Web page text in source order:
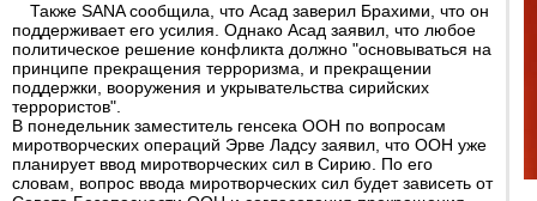
Также SANA сообщила, что Асад заверил Брахими, что он
поддерживает его усилия. Однако Асад заявил, что любое
политическое решение конфликта должно "основываться на
принципе прекращения терроризма, и прекращении
поддержки, вооружения и укрывательства сирийских
террористов".
В понедельник заместитель генсека ООН по вопросам
миротворческих операций Эрве Ладсу заявил, что ООН уже
планирует ввод миротворческих сил в Сирию. По его
словам, вопрос ввода миротворческих сил будет зависеть от